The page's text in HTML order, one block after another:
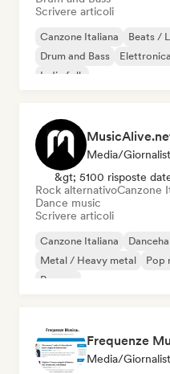
Scrivere articoli
Canzone Italiana Beats /
Drum and Bass
Elettronica
Indie folk
Media/
&gt; 5100 risposte
Rock alternativoCanzone
Dance music
Scrivere articoli
Canzone Italiana
Metal / Heavy metal
Pop
Reggae
Frequenze
Media/